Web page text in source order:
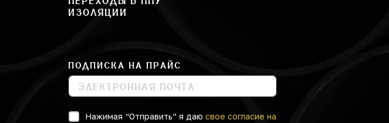
ИЗОЛЯЦИИ
ПОДПИСКА НА ПРАЙС
Нажимая “Отправить” я даю свое согласие на